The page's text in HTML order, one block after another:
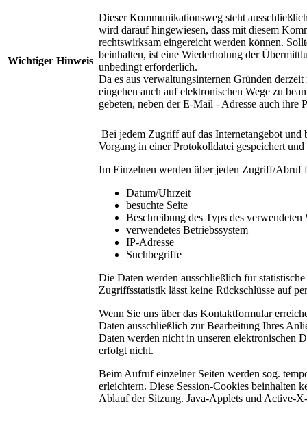
Wichtiger Hinweis
Dieser Kommunikationsweg steht
wird darauf hingewiesen, dass mit diesem
rechtswirksam eingereicht werden können.
beinhalten, ist eine Wiederholung der
unbedingt erforderlich.
Da es aus verwaltungsinternen Gründen
eingehen auch auf elektronischen Wege zu
gebeten, neben der E-Mail - Adresse auch ihre
Bei jedem Zugriff auf das Internetangebot
Vorgang in einer Protokolldatei gespeichert und
Im Einzelnen werden über jeden Zugriff/Abruf
Datum/Uhrzeit
besuchte Seite
Beschreibung des Typs des verwendeten
verwendetes Betriebssystem
IP-Adresse
Suchbegriffe
Die Daten werden ausschließlich für
Zugriffsstatistik lässt keine Rückschlüsse auf
Wenn Sie uns über das Kontaktformular
Daten ausschließlich zur Bearbeitung Ihres
Daten werden nicht in unseren elektronischen
erfolgt nicht.
Beim Aufruf einzelner Seiten werden sog.
erleichtern. Diese Session-Cookies beinhalten
Ablauf der Sitzung. Java-Applets und Active-